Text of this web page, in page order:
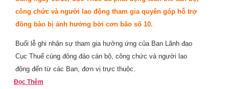
công chức và người lao động tham gia quyên góp hỗ trợ
đồng bào bị ảnh hưởng bởi cơn bão số 10.
Buổi lễ ghi nhận sự tham gia hưởng ứng của Ban Lãnh đạo
Cục Thuế cùng đông đảo cán bộ, công chức và người lao
động đến từ các Ban, đơn vị trực thuộc.
Đọc Thêm